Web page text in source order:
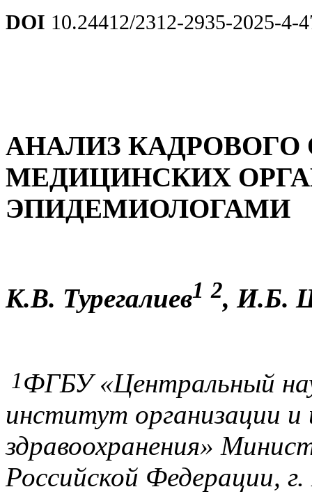
DOI 10.24412/2312-2935-2025-4-
АНАЛИЗ
МЕДИЦИНСКИХ
ЭПИДЕМИОЛОГАМИ
К.В. Турегалиев1 2, И.Б.
1ФГБУ «Центральный
институт организации
здравоохранения»
Российской Федерации,